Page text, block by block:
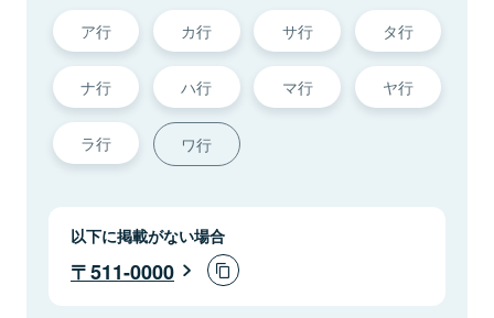
ア行 カ行 サ行 タ行
ナ行 ハ行 マ行 ヤ行
ラ行 ワ行
以下に掲載がない場合
511-0000